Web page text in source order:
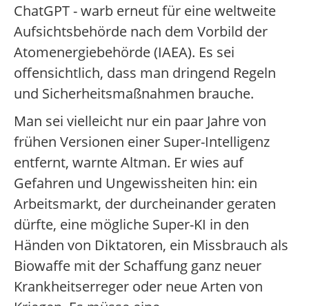
ChatGPT - warb erneut für eine weltweite
Aufsichtsbehörde nach dem Vorbild der
Atomenergiebehörde (IAEA). Es sei
offensichtlich, dass man dringend Regeln
und Sicherheitsmaßnahmen brauche.
Man sei vielleicht nur ein paar Jahre von
frühen Versionen einer Super-Intelligenz
entfernt, warnte Altman. Er wies auf
Gefahren und Ungewissheiten hin: ein
Arbeitsmarkt, der durcheinander geraten
dürfte, eine mögliche Super-KI in den
Händen von Diktatoren, ein Missbrauch als
Biowaffe mit der Schaffung ganz neuer
Krankheitserreger oder neue Arten von